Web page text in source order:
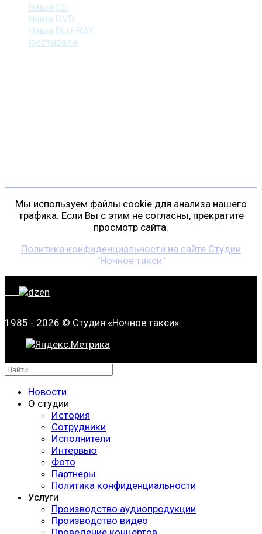
Наши CD
Наши DVD
Наши BLU-RAY
Фестивали
Мы используем файлы cookie для анализа нашего
трафика. Если Вы с этим не согласны, прекратите
просмотр сайта.
Политика конфиденциальности на сайте Студии
"Ночное такси"
1985 - 2026 © Студия «Ночное такси»
Новости
О студии
История
Сотрудники
Исполнители
Интервью
Фото
Партнеры
Политика конфиденциальности
Услуги
Производство аудиопродукции
Производство видео